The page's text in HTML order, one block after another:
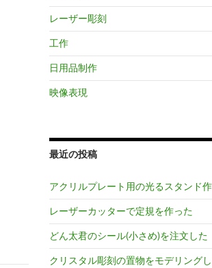
レーザー彫刻
工作
日用品制作
映像表現
最近の投稿
アクリルプレート用の光るスタンド作
レーザーカッターで定規を作った
どん太君のシール(小さめ)を注文した
クリスタル彫刻の置物をモデリング